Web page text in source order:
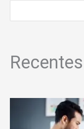
Recentes